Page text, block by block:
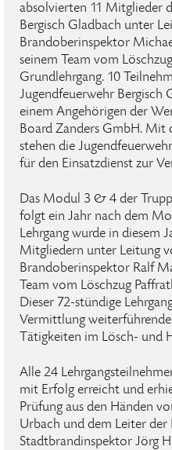
absolvierten 11 Mitglieder
Bergisch Gladbach unter
Brandoberinspektor
seinem Team vom
Grundlehrgang. 10
Jugendfeuerwehr Bergisch
einem Angehörigen der
Board Zanders GmbH. Mit
stehen die
für den Einsatzdienst zur
Das Modul 3 & 4 der
folgt ein Jahr nach dem
Lehrgang wurde in diesem
Mitgliedern unter Leitung
Brandoberinspektor Ralf
Team vom Löschzug
Dieser 72-stündige
Vermittlung
Tätigkeiten im Lösch- und
Alle 24
mit Erfolg erreicht und
Prüfung aus den Händen
Urbach und dem Leiter der
Stadtbrandinspektor Jörg